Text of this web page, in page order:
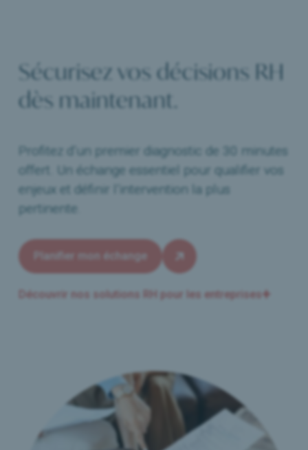
Sécurisez vos décisions RH
dès maintenant.
Profitez d’un premier diagnostic de 30 minutes
offert. Un échange essentiel pour qualifier vos
enjeux et définir l’intervention la plus
pertinente.
Planifier mon échange
Découvrir nos solutions RH pour les entreprises